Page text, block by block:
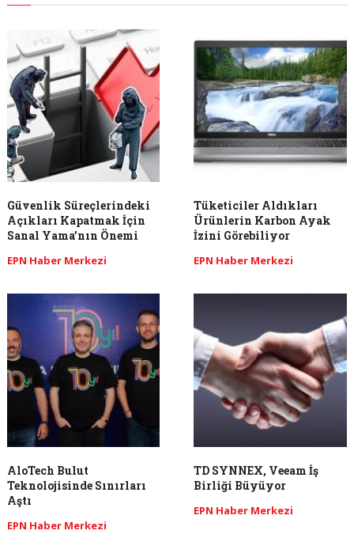
Güvenlik Süreçlerindeki
Açıkları Kapatmak İçin
Sanal Yama’nın Önemi
EPN Haber Merkezi
Tüketiciler Aldıkları
Ürünlerin Karbon Ayak
İzini Görebiliyor
EPN Haber Merkezi
AloTech Bulut
Teknolojisinde Sınırları
Aştı
EPN Haber Merkezi
TD SYNNEX, Veeam İş
Birliği Büyüyor
EPN Haber Merkezi